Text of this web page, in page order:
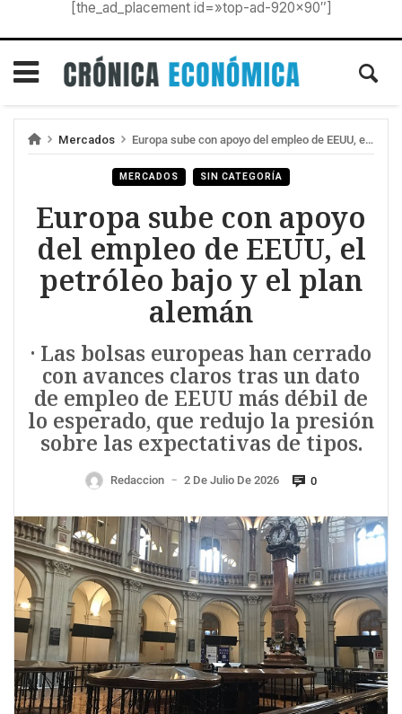
[the_ad_placement id=»top-ad-920×90″]
Mercados Europa sube con apoyo del empleo de EEUU, el petróleo bajo y el plan alemán
MERCADOS SIN CATEGORÍA
Europa sube con apoyo
del empleo de EEUU, el
petróleo bajo y el plan
alemán
· Las bolsas europeas han cerrado
con avances claros tras un dato
de empleo de EEUU más débil de
lo esperado, que redujo la presión
sobre las expectativas de tipos.
Redaccion — 2 De Julio De 2026 0